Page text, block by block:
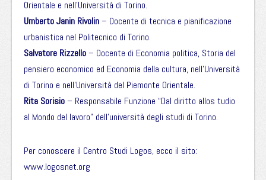
Orientale e nell’Università di Torino.
Umberto Janin Rivolin– Docente di tecnica e pianificazione
urbanistica nel Politecnico di Torino.
Salvatore Rizzello– Docente di Economia politica, Storia del
pensiero economico ed Economia della cultura, nell’Università
di Torino e nell’Università del Piemonte Orientale.
Rita Sorisio– Responsabile Funzione “Dal diritto allos tudio
al Mondo del lavoro” dell’università degli studi di Torino.
Per conoscere il Centro Studi Logos, ecco il sito:
www.logosnet.org